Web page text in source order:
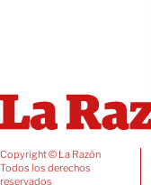
Copyright © La Razón
Todos los derechos
reservados